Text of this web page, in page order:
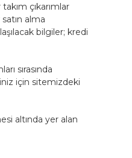
çıkarımlar
alma
bilgiler; kredi
sırasında
için sitemizdeki
altında yer alan